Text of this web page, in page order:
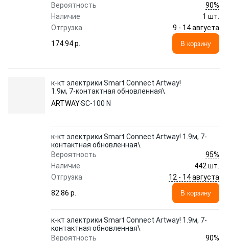
Вероятность
90%
Наличие
1 шт.
Отгрузка
9 - 14 августа
174.94 p.
В корзину
к-кт электрики Smart Connect Artway!
1.9м, 7-контактная обновленная\
ARTWAYSC-100 N
к-кт электрики Smart Connect Artway! 1.9м, 7-
контактная обновленная\
Вероятность
95%
Наличие
442 шт.
Отгрузка
12 - 14 августа
82.86 p.
В корзину
к-кт электрики Smart Connect Artway! 1.9м, 7-
контактная обновленная\
Вероятность
90%